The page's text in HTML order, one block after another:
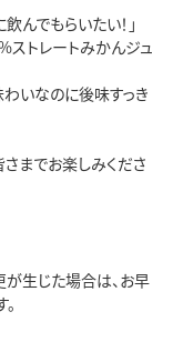
んでもらいたい！」
トレートみかんジュ
いなのに後味すっき
までお楽しみくださ
生じた場合は、お早